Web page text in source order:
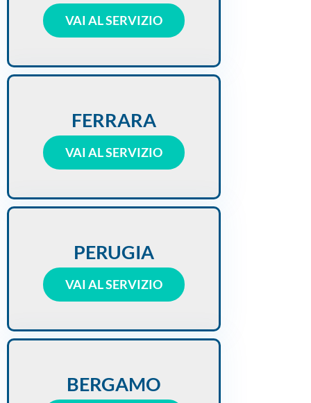
VAI AL SERVIZIO
FERRARA
VAI AL SERVIZIO
PERUGIA
VAI AL SERVIZIO
BERGAMO